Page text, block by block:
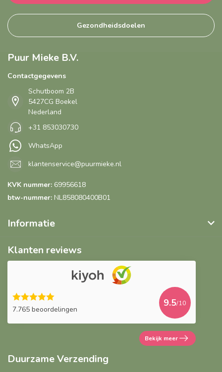
Gezondheidsdoelen
Puur Mieke B.V.
Contactgegevens
Schutboom 2B
5427CG Boekel
Nederland
+31 853030730
WhatsApp
klantenservice@puurmieke.nl
KVK nummer: 69956618
btw-nummer: NL858080400B01
Informatie
Klanten reviews
7.765 beoordelingen
9.5/10
Bekijk meer
Duurzame Verzending